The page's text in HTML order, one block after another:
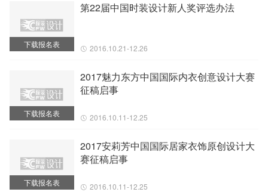
下载报名表
第22届中国时装设计新人奖评选办法
2016.10.21-12.26
下载报名表
2017魅力东方中国国际内衣创意设计大赛
征稿启事
2016.10.11-12.25
下载报名表
2017安莉芳中国国际居家衣饰原创设计大
赛征稿启事
2016.10.11-12.25